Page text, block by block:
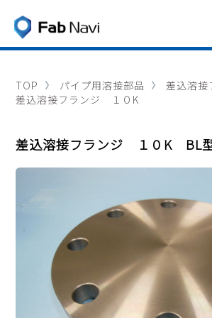
TOP パイプ用溶接部品
差込溶接
差込溶接フランジ １０K
差込溶接フランジ １０K BL